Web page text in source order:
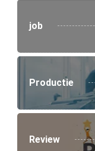
job
Productie
Review